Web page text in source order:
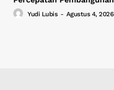
Yudi Lubis - Agustus 4, 2026